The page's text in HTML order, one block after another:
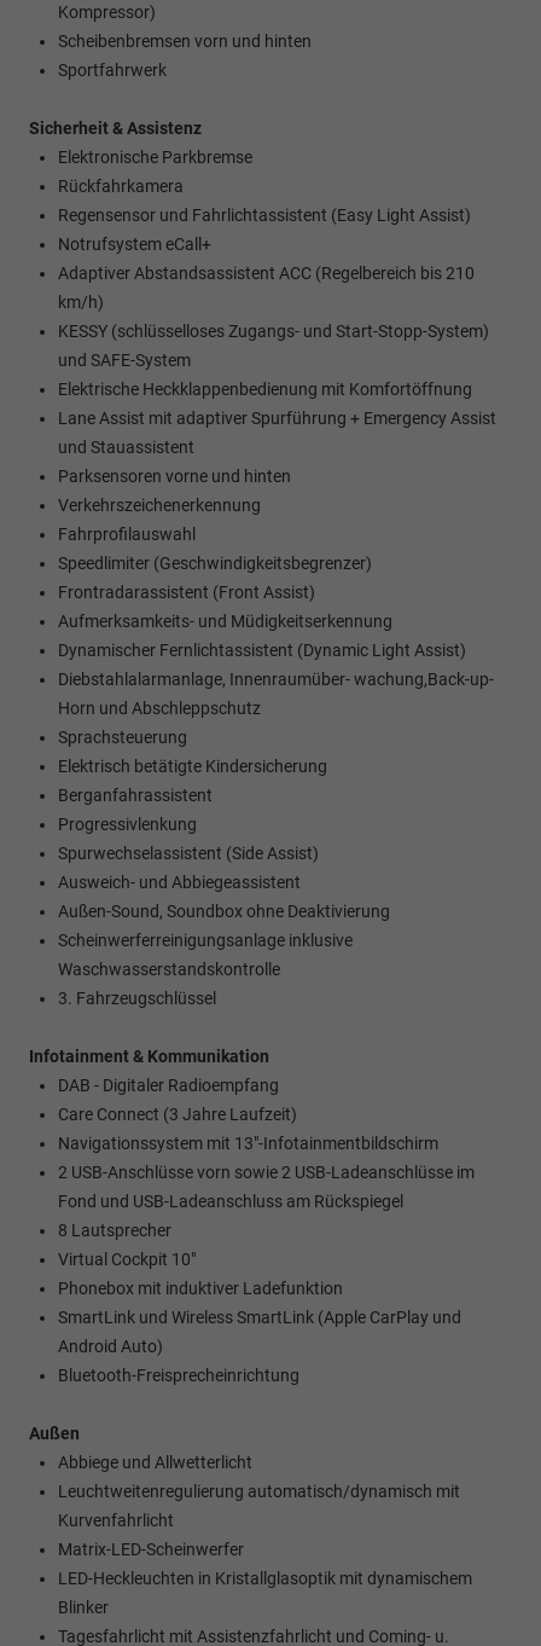
Kompressor)
Scheibenbremsen vorn und hinten
Sportfahrwerk
Sicherheit & Assistenz
Elektronische Parkbremse
Rückfahrkamera
Regensensor und Fahrlichtassistent (Easy Light Assist)
Notrufsystem eCall+
Adaptiver Abstandsassistent ACC (Regelbereich bis 210
km/h)
KESSY (schlüsselloses Zugangs- und Start-Stopp-System)
und SAFE-System
Elektrische Heckklappenbedienung mit Komfortöffnung
Lane Assist mit adaptiver Spurführung + Emergency Assist
und Stauassistent
Parksensoren vorne und hinten
Verkehrszeichenerkennung
Fahrprofilauswahl
Speedlimiter (Geschwindigkeitsbegrenzer)
Frontradarassistent (Front Assist)
Aufmerksamkeits- und Müdigkeitserkennung
Dynamischer Fernlichtassistent (Dynamic Light Assist)
Diebstahlalarmanlage, Innenraumüber- wachung,Back-up-
Horn und Abschleppschutz
Sprachsteuerung
Elektrisch betätigte Kindersicherung
Berganfahrassistent
Progressivlenkung
Spurwechselassistent (Side Assist)
Ausweich- und Abbiegeassistent
Außen-Sound, Soundbox ohne Deaktivierung
Scheinwerferreinigungsanlage inklusive
Waschwasserstandskontrolle
3. Fahrzeugschlüssel
Infotainment & Kommunikation
DAB - Digitaler Radioempfang
Care Connect (3 Jahre Laufzeit)
Navigationssystem mit 13"-Infotainmentbildschirm
2 USB-Anschlüsse vorn sowie 2 USB-Ladeanschlüsse im
Fond und USB-Ladeanschluss am Rückspiegel
8 Lautsprecher
Virtual Cockpit 10"
Phonebox mit induktiver Ladefunktion
SmartLink und Wireless SmartLink (Apple CarPlay und
Android Auto)
Bluetooth-Freisprecheinrichtung
Außen
Abbiege und Allwetterlicht
Leuchtweitenregulierung automatisch/dynamisch mit
Kurvenfahrlicht
Matrix-LED-Scheinwerfer
LED-Heckleuchten in Kristallglasoptik mit dynamischem
Blinker
Tagesfahrlicht mit Assistenzfahrlicht und Coming- u.